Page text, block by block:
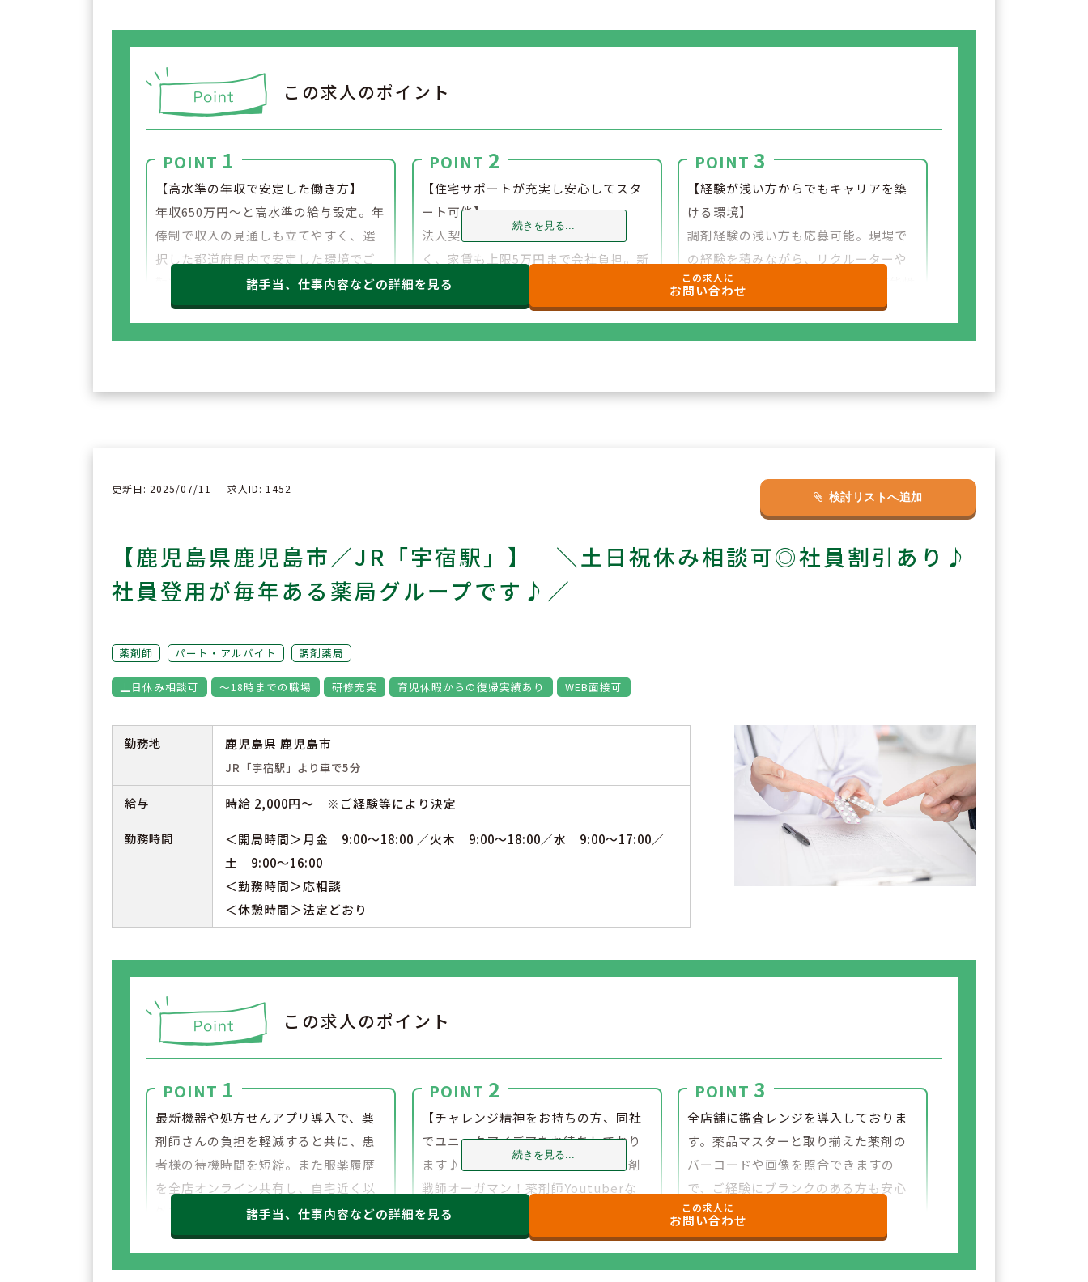
この求人のポイント
POINT 1
【高水準の年収で安定した働き方】
年収650万円～と高水準の給与設定。年
俸制で収入の見通しも立てやすく、選
択した都道府県内で安定した環境でご
勤務いただけます。
POINT 2
【住宅サポートが充実し安心してスタ
ート可能】
法人契約により初期費用の負担がな
く、家賃も上限5万円まで会社負担。新
たな環境でも安心して勤務を開始でき
ます。
POINT 3
【経験が浅い方からでもキャリアを築
ける環境】
調剤経験の浅い方も応募可能。現場で
の経験を積みながら、リクルーターや
研修など＋αの業務チャレンジの可能性
もございます。
続きを見る...
諸手当、仕事内容などの詳細を見る この求人に
お問い合わせ
更新日: 2025/07/11 求人ID: 1452
検討リストへ追加
【鹿児島県鹿児島市／JR「宇宿駅」】 ＼土日祝休み相談可◎社員割引あり♪
社員登用が毎年ある薬局グループです♪／
薬剤師 パート・アルバイト 調剤薬局
土日休み相談可 ～18時までの職場 研修充実 育児休暇からの復帰実績あり WEB面接可
勤務地 鹿児島県 鹿児島市
JR「宇宿駅」より車で5分
給与 時給 2,000円～ ※ご経験等により決定
勤務時間
＜開局時間＞月金 9:00～18:00 ／火木 9:00～18:00／水 9:00～17:00／
土 9:00～16:00
＜勤務時間＞応相談
＜休憩時間＞法定どおり
この求人のポイント
POINT 1
最新機器や処方せんアプリ導入で、薬
剤師さんの負担を軽減すると共に、患
者様の待機時間を短縮。また服薬履歴
を全店オンライン共有し、自宅近く以
外でも飲合わせ・重複チェックができ
る体制を整えています。
POINT 2
【チャレンジ精神をお持ちの方、同社
でユニークアイデアをお待ちしており
ます♪】大人気のキャラクター、薬剤
戦師オーガマン！薬剤師Youtuberな
ど、多彩なキャリアが同社にありま
す。あなたの個性を発揮してください
♪
POINT 3
全店舗に鑑査レンジを導入しておりま
す。薬品マスターと取り揃えた薬剤の
バーコードや画像を照合できますの
で、ご経験にブランクのある方も安心
して勤務できる環境です。
続きを見る...
諸手当、仕事内容などの詳細を見る この求人に
お問い合わせ